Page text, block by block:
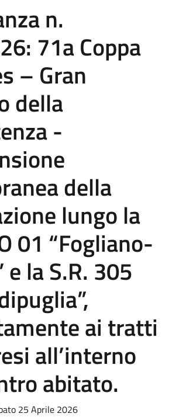
n.
71a Coppa
– Gran
della
-
della
lungo la
01 “Fogliano-
e la S.R. 305
ai tratti
all’interno
abitato.
25 Aprile 2026